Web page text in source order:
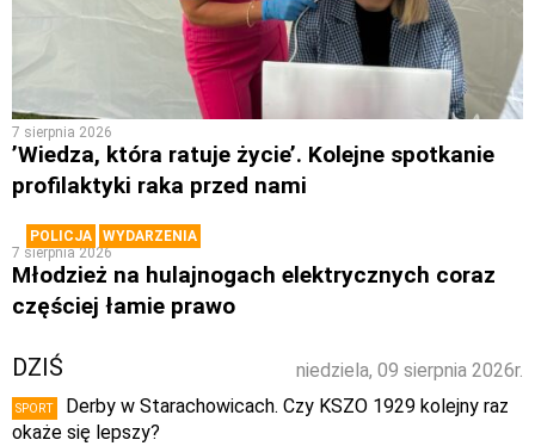
7 sierpnia 2026
’Wiedza, która ratuje życie’. Kolejne spotkanie
profilaktyki raka przed nami
POLICJA
WYDARZENIA
7 sierpnia 2026
Młodzież na hulajnogach elektrycznych coraz
częściej łamie prawo
niedziela, 09 sierpnia 2026r.
DZIŚ
SPORT
Derby w Starachowicach. Czy KSZO 1929 kolejny raz
okaże się lepszy?